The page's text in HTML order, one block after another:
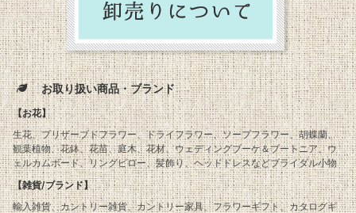
お取り扱い商品・ブランド
【お花】
生花、プリザーブドフラワー、ドライフラワー、ソープフラワー、胡蝶蘭、
観葉植物、花鉢、花苗、庭木、花材、ウェディングブーケ＆ブートニア、ウ
ェルカムボード、リングピロー、髪飾り、ヘッドドレスなどブライダル小物
【雑貨/ブランド】
輸入雑貨、カントリー雑貨、カントリー家具、フラワーギフト、カタログギ